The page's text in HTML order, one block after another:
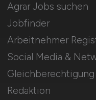
Agrar Jobs suchen
Jobfinder
Arbeitnehmer
Social Media &
Redaktion